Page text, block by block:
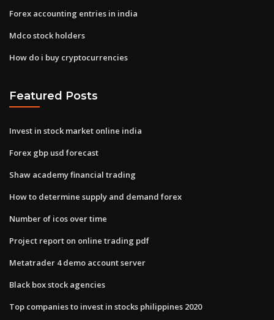
Forex accounting entries in india
Mdco stock holders
How do i buy cryptocurrencies
Featured Posts
Invest in stock market online india
Forex gbp usd forecast
Shaw academy financial trading
How to determine supply and demand forex
Number of icos over time
Project report on online trading pdf
Metatrader 4 demo account server
Black box stock agencies
Top companies to invest in stocks philippines 2020